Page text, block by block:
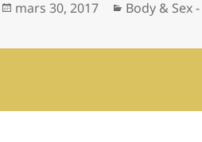
Publié
mars 30, 2017 Catégories
Body & Sex